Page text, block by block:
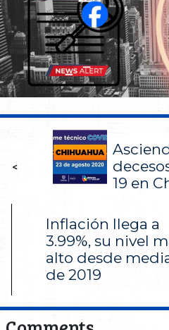
<
19 en
Inflación llega a
3.99%, su nivel
alto desde
de 2019